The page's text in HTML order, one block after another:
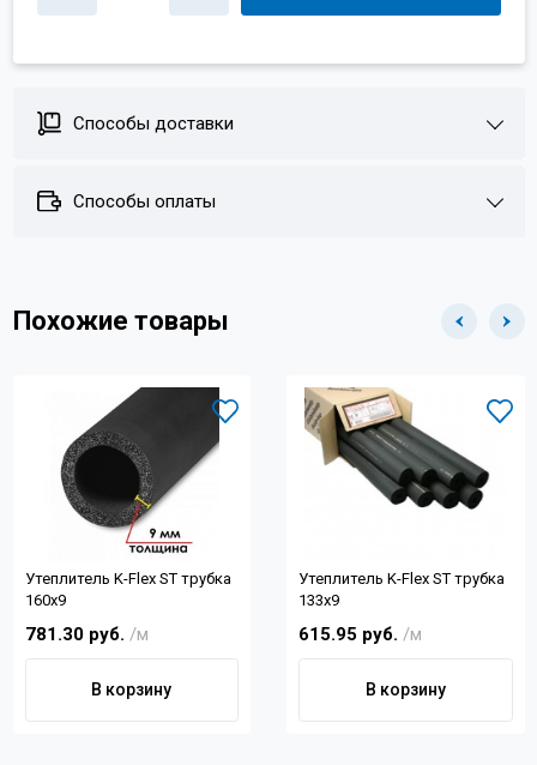
Способы доставки
Способы оплаты
Похожие товары
Утеплитель K-Flex ST трубка
160х9
781.30 руб. /м
В корзину
Утеплитель K-Flex ST трубка
133х9
615.95 руб. /м
В корзину